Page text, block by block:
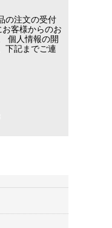
の注文の受付
客様からのお
個人情報の開
下記までご連